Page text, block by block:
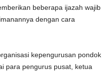
beberapa ijazah wajib
dengan cara
kepengurusan pondok
para pengurus pusat, ketua